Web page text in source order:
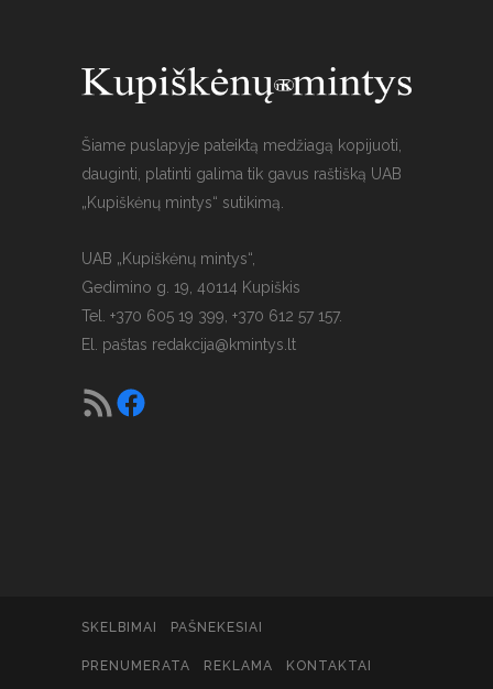
Šiame puslapyje pateiktą medžiagą kopijuoti,
dauginti, platinti galima tik gavus raštišką UAB
„Kupiškėnų mintys“ sutikimą.
UAB „Kupiškėnų mintys“,
Gedimino g. 19, 40114 Kupiškis
Tel. +370 605 19 399, +370 612 57 157.
El. paštas redakcija@kmintys.lt
SKELBIMAI PAŠNEKESIAI
PRENUMERATA REKLAMA KONTAKTAI